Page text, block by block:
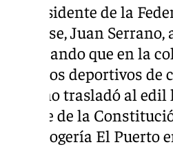
El presidente de la
de Clase, Juan
recordando que en la
palomos deportivos de
Serrano trasladó al
puente de la
que acogería El